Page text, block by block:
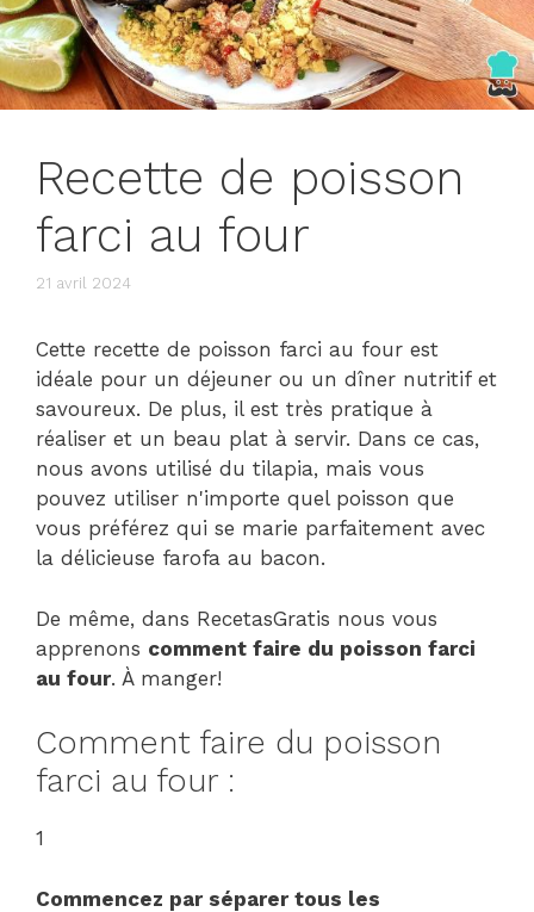
Recette de poisson
farci au four
21 avril 2024
Cette recette de poisson farci au four est
idéale pour un déjeuner ou un dîner nutritif et
savoureux. De plus, il est très pratique à
réaliser et un beau plat à servir. Dans ce cas,
nous avons utilisé du tilapia, mais vous
pouvez utiliser n'importe quel poisson que
vous préférez qui se marie parfaitement avec
la délicieuse farofa au bacon.
De même, dans RecetasGratis nous vous
apprenons comment faire du poisson farci
au four. À manger!
Comment faire du poisson
farci au four :
1
Commencez par séparer tous les